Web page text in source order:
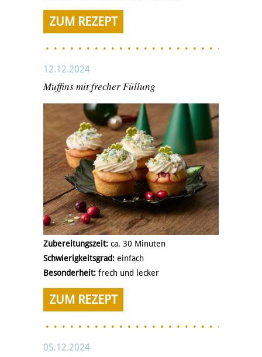
ZUM REZEPT
12.12.2024
Muffins mit frecher Füllung
Zubereitungszeit: ca. 30 Minuten
Schwierigkeitsgrad: einfach
Besonderheit: frech und lecker
ZUM REZEPT
05.12.2024